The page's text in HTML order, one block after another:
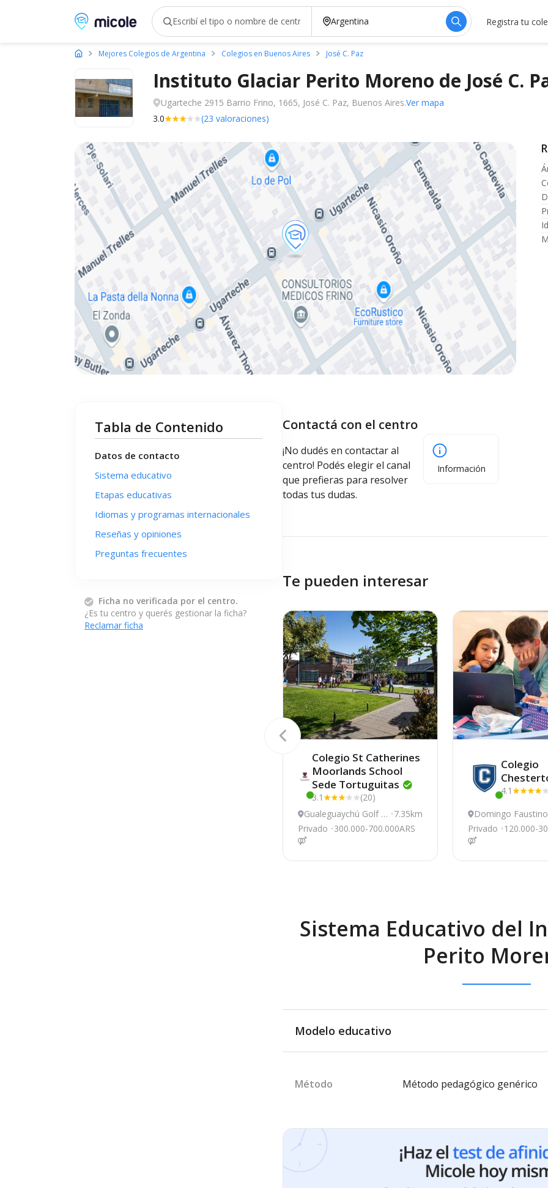
Micole, buscador de colegios Registra tu
Mejores Colegios de Argentina Colegios en Buenos Aires José C. Paz
Instituto Glaciar Perito Moreno de José C.
Ugarteche 2915 Barrio Frino, 1665, José C. Paz, Buenos Aires.Ver mapa
3.0
(23 valoraciones)
Tabla de Contenido
Datos de contacto
Sistema educativo
Etapas educativas
Idiomas y programas internacionales
Reseñas y opiniones
Preguntas frecuentes
Ficha no verificada por el centro.
¿Es tu centro y querés gestionar la ficha?
Reclamar ficha
Contactá con el centro
¡No dudés en contactar al
centro! Podés elegir el canal
que prefieras para resolver
todas tus dudas.
Información
Te pueden interesar
Este centro ha estado online recientemente
Colegio St Catherines
Moorlands School
Sede Tortuguitas
3.1
(20)
Gualeguaychú Golf C
lub 1450, Pilar
7.35km
Privado
300.000-700.000ARS
Colegio
4.1
Domingo Faustino
rmiento 299, Pilar
Privado
120.000-
Sistema Educativo del
Perito
Modelo educativo
Método Método pedagógico genérico